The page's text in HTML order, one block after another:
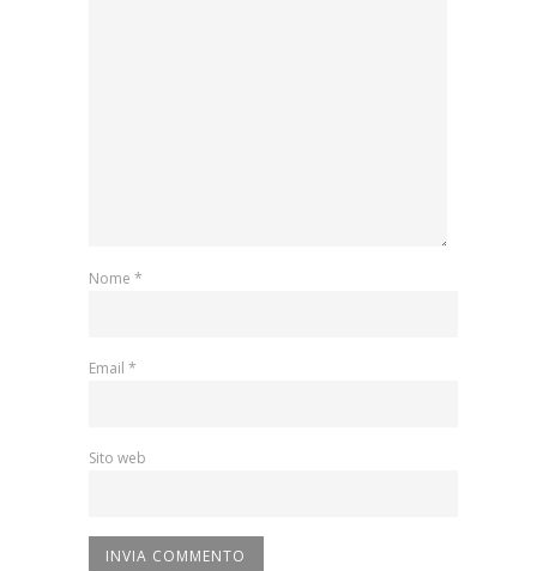
Nome *
Email *
Sito web